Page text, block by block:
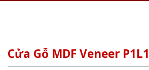
Cửa Gỗ MDF Veneer